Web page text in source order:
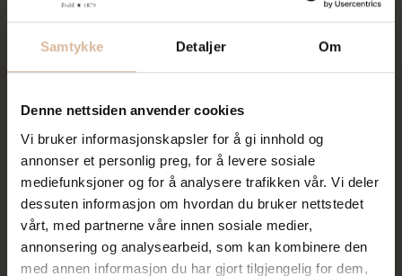
Samtykke Detaljer Om
Denne nettsiden anvender cookies
Vi bruker informasjonskapsler for å gi innhold og
annonser et personlig preg, for å levere sosiale
mediefunksjoner og for å analysere trafikken vår. Vi deler
dessuten informasjon om hvordan du bruker nettstedet
vårt, med partnerne våre innen sosiale medier,
annonsering og analysearbeid, som kan kombinere den
med annen informasjon du har gjort tilgjengelig for dem,
Er du interessert i BEER &
LUNDHS Landskapstein?